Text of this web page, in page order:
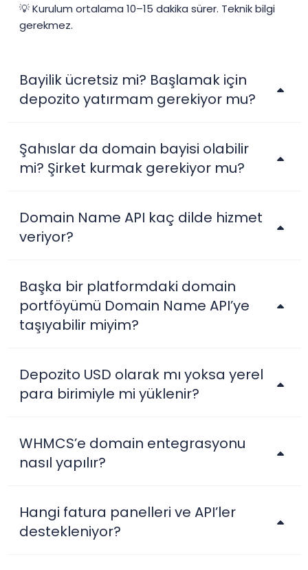
💡 Kurulum ortalama 10–15 dakika sürer. Teknik bilgi
gerekmez.
Bayilik ücretsiz mi? Başlamak için
depozito yatırmam gerekiyor mu?
Şahıslar da domain bayisi olabilir
mi? Şirket kurmak gerekiyor mu?
Domain Name API kaç dilde hizmet
veriyor?
Başka bir platformdaki domain
portföyümü Domain Name API’ye
taşıyabilir miyim?
Depozito USD olarak mı yoksa yerel
para birimiyle mi yüklenir?
WHMCS’e domain entegrasyonu
nasıl yapılır?
Hangi fatura panelleri ve API’ler
destekleniyor?